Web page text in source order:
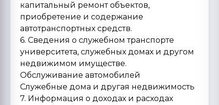
капитальный ремонт объектов,
приобретение и содержание
автотранспортных средств.
6. Сведения о служебном транспорте
университета, служебных домах и другом
недвижимом имуществе.
Обслуживание автомобилей
Служебные дома и другая недвижимость
7. Информация о доходах и расходах